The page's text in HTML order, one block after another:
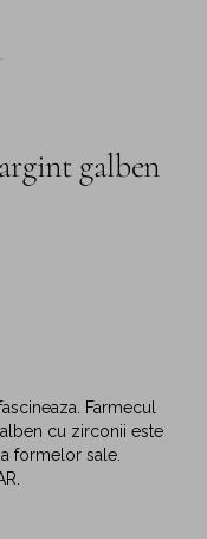
galben
Farmecul
cu zirconii este
formelor sale.